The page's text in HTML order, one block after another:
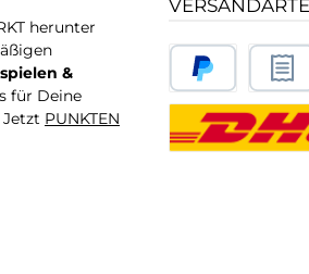
herunter
&
für Deine
PUNKTEN